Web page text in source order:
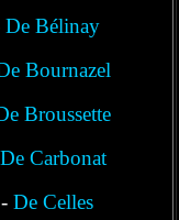
De Bélinay
Bournazel
Broussette
De Carbonat
- De Celles